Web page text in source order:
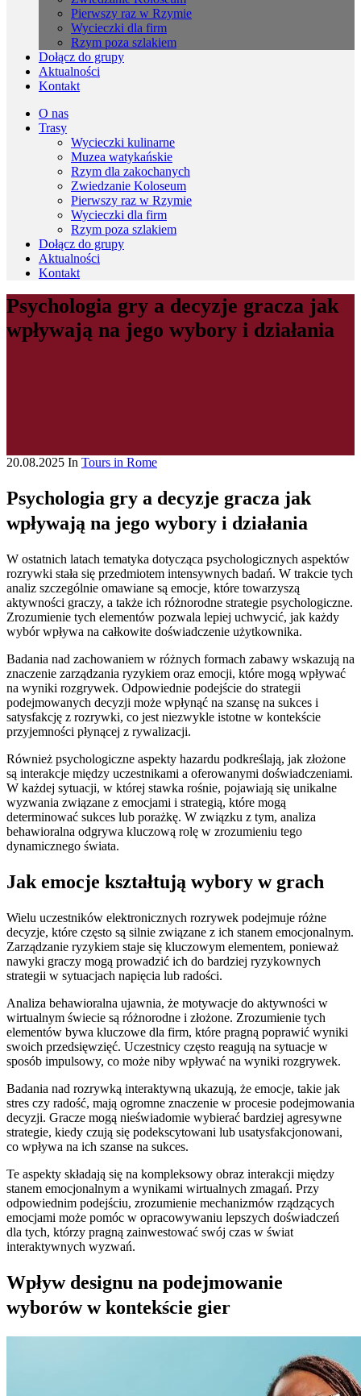
Pierwszy raz w Rzymie
Wycieczki dla firm
Rzym poza szlakiem
Dołącz do grupy
Aktualności
Kontakt
O nas
Trasy
Wycieczki kulinarne
Muzea watykańskie
Rzym dla zakochanych
Zwiedzanie Koloseum
Pierwszy raz w Rzymie
Wycieczki dla firm
Rzym poza szlakiem
Dołącz do grupy
Aktualności
Kontakt
Psychologia gry a decyzje gracza jak
wpływają na jego wybory i działania
20.08.2025 In Tours in Rome
Psychologia gry a decyzje gracza jak
wpływają na jego wybory i działania
W ostatnich latach tematyka dotycząca psychologicznych aspektów
rozrywki stała się przedmiotem intensywnych badań. W trakcie tych
analiz szczególnie omawiane są emocje, które towarzyszą
aktywności graczy, a także ich różnorodne strategie psychologiczne.
Zrozumienie tych elementów pozwala lepiej uchwycić, jak każdy
wybór wpływa na całkowite doświadczenie użytkownika.
Badania nad zachowaniem w różnych formach zabawy wskazują na
znaczenie zarządzania ryzykiem oraz emocji, które mogą wpływać
na wyniki rozgrywek. Odpowiednie podejście do strategii
podejmowanych decyzji może wpłynąć na szansę na sukces i
satysfakcję z rozrywki, co jest niezwykle istotne w kontekście
przyjemności płynącej z rywalizacji.
Również psychologiczne aspekty hazardu podkreślają, jak złożone
są interakcje między uczestnikami a oferowanymi doświadczeniami.
W każdej sytuacji, w której stawka rośnie, pojawiają się unikalne
wyzwania związane z emocjami i strategią, które mogą
determinować sukces lub porażkę. W związku z tym, analiza
behawioralna odgrywa kluczową rolę w zrozumieniu tego
dynamicznego świata.
Jak emocje kształtują wybory w grach
Wielu uczestników elektronicznych rozrywek podejmuje różne
decyzje, które często są silnie związane z ich stanem emocjonalnym.
Zarządzanie ryzykiem staje się kluczowym elementem, ponieważ
nawyki graczy mogą prowadzić ich do bardziej ryzykownych
strategii w sytuacjach napięcia lub radości.
Analiza behawioralna ujawnia, że motywacje do aktywności w
wirtualnym świecie są różnorodne i złożone. Zrozumienie tych
elementów bywa kluczowe dla firm, które pragną poprawić wyniki
swoich przedsięwzięć. Uczestnicy często reagują na sytuacje w
sposób impulsowy, co może niby wpływać na wyniki rozgrywek.
Badania nad rozrywką interaktywną ukazują, że emocje, takie jak
stres czy radość, mają ogromne znaczenie w procesie podejmowania
decyzji. Gracze mogą nieświadomie wybierać bardziej agresywne
strategie, kiedy czują się podekscytowani lub usatysfakcjonowani,
co wpływa na ich szanse na sukces.
Te aspekty składają się na kompleksowy obraz interakcji między
stanem emocjonalnym a wynikami wirtualnych zmagań. Przy
odpowiednim podejściu, zrozumienie mechanizmów rządzących
emocjami może pomóc w opracowywaniu lepszych doświadczeń
dla tych, którzy pragną zainwestować swój czas w świat
interaktywnych wyzwań.
Wpływ designu na podejmowanie
wyborów w kontekście gier